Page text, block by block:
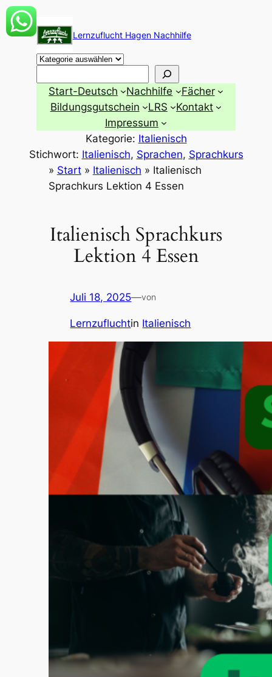
Zum
Inhalt
springen
Lernzuflucht Hagen Nachhilfe
Start-Deutsch Nachhilfe
Fächer
Bildungsgutschein
LRS
Kontakt
Impressum
Kategorie: Italienisch
Stichwort: Italienisch, Sprachen, Sprachkurs
» Start» Italienisch » Italienisch
Sprachkurs Lektion 4 Essen
Italienisch Sprachkurs
Lektion 4 Essen
Juli 18, 2025—von
Lernzufluchtin Italienisch